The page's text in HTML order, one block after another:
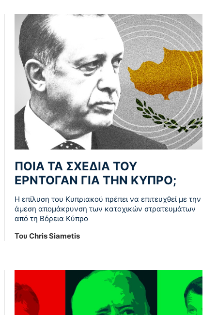
ΠΟΙΑ ΤΑ ΣΧΕΔΙΑ ΤΟΥ
ΕΡΝΤΟΓΑΝ ΓΙΑ ΤΗΝ ΚΥΠΡΟ;
Η επίλυση του Κυπριακού πρέπει να επιτευχθεί με την
άμεση απομάκρυνση των κατοχικών στρατευμάτων
από τη Βόρεια Κύπρο
Του Chris Siametis